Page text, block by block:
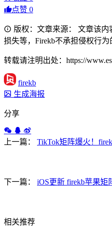
点赞 0
版权：文章来源： 文章该
损失等，Firekb不承担侵权行
转载请注明出处：https://
firekb
生成海报
分享
上一篇： TikTok矩阵爆火！
下一篇： iOS更新 firekb苹果矩
相关推荐